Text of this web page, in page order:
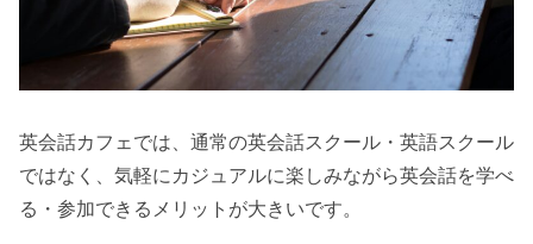
英会話カフェでは、通常の英会話スクール・英語スクール
ではなく、気軽にカジュアルに楽しみながら英会話を学べ
る・参加できるメリットが大きいです。